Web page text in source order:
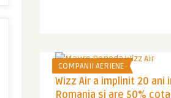
COMPANII AERIENE
Wizz Air a implinit 20 ani
Romania si are 50%